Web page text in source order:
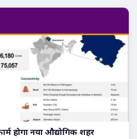
होगा नया औद्योगिक शहर